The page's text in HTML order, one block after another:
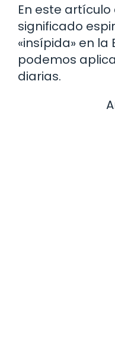
En este
significado
«insípida» en la
podemos
diarias.